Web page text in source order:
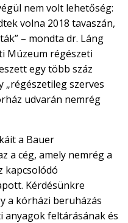
nem volt lehetőség:
volna 2018 tavaszán,
– mondta dr. Láng
Múzeum régészeti
egy több száz
„régészetileg szerves
udvarán nemrég
a Bauer
a cég, amely nemrég a
kapcsolódó
Kérdésünkre
a kórházi beruházás
anyagok feltárásának és